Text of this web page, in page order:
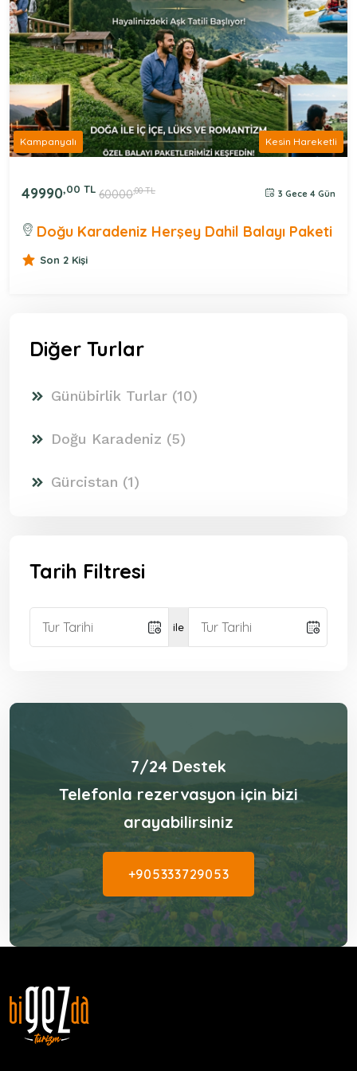
Kampanyalı Kesin Hareketli
49990,00 TL 60000,00 TL 3 Gece 4 Gün
Doğu Karadeniz Herşey Dahil Balayı Paketi
Son 2 Kişi
Diğer Turlar
Günübirlik Turlar (10)
Doğu Karadeniz (5)
Gürcistan (1)
Tarih Filtresi
7/24 Destek
Telefonla rezervasyon için bizi
arayabilirsiniz
+905333729053